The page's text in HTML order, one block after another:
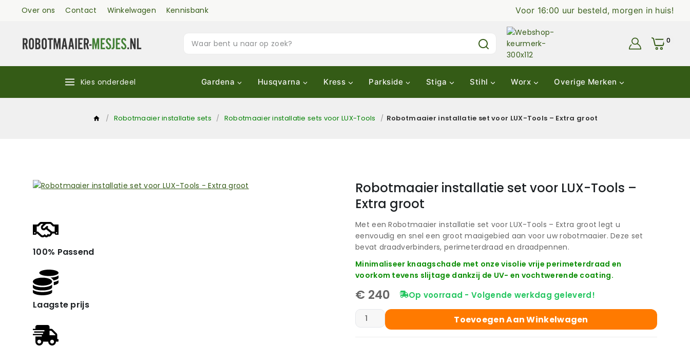
Over ons Contact Winkelwagen Kennisbank Voor 16:00 uur besteld, morgen in huis!
0
Kies onderdeel Gardena Husqvarna Kress Parkside Stiga Stihl Worx Overige Merken
/ Robotmaaier installatie sets / Robotmaaier installatie sets voor LUX-Tools / Robotmaaier installatie set voor LUX-Tools – Extra groot
100% Passend
Laagste prijs
Robotmaaier installatie set voor LUX-Tools –
Extra groot
Met een Robotmaaier installatie set voor LUX-Tools – Extra groot legt u
eenvoudig en snel een groot maaigebied aan voor uw robotmaaier. Deze set
bevat draadverbinders, perimeterdraad en draadpennen.
Minimaliseer knaagschade met onze visolie vrije perimeterdraad en
voorkom tevens slijtage dankzij de UV- en vochtwerende coating.
€ 240 Op voorraad - Volgende werkdag geleverd!
Toevoegen Aan Winkelwagen